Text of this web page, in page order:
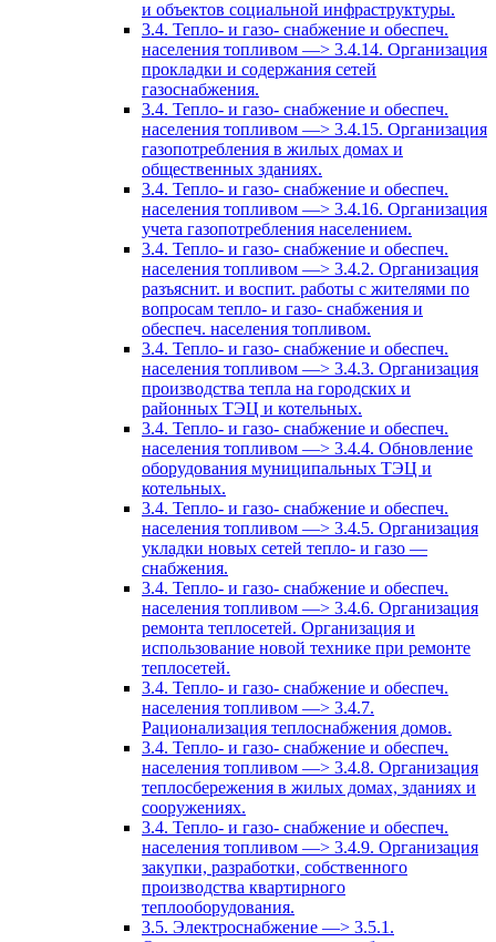
и объектов социальной инфраструктуры.
3.4. Тепло- и газо- снабжение и обеспеч.
населения топливом —> 3.4.14. Организация
прокладки и содержания сетей
газоснабжения.
3.4. Тепло- и газо- снабжение и обеспеч.
населения топливом —> 3.4.15. Организация
газопотребления в жилых домах и
общественных зданиях.
3.4. Тепло- и газо- снабжение и обеспеч.
населения топливом —> 3.4.16. Организация
учета газопотребления населением.
3.4. Тепло- и газо- снабжение и обеспеч.
населения топливом —> 3.4.2. Организация
разъяснит. и воспит. работы с жителями по
вопросам тепло- и газо- снабжения и
обеспеч. населения топливом.
3.4. Тепло- и газо- снабжение и обеспеч.
населения топливом —> 3.4.3. Организация
производства тепла на городских и
районных ТЭЦ и котельных.
3.4. Тепло- и газо- снабжение и обеспеч.
населения топливом —> 3.4.4. Обновление
оборудования муниципальных ТЭЦ и
котельных.
3.4. Тепло- и газо- снабжение и обеспеч.
населения топливом —> 3.4.5. Организация
укладки новых сетей тепло- и газо —
снабжения.
3.4. Тепло- и газо- снабжение и обеспеч.
населения топливом —> 3.4.6. Организация
ремонта теплосетей. Организация и
использование новой технике при ремонте
теплосетей.
3.4. Тепло- и газо- снабжение и обеспеч.
населения топливом —> 3.4.7.
Рационализация теплоснабжения домов.
3.4. Тепло- и газо- снабжение и обеспеч.
населения топливом —> 3.4.8. Организация
теплосбережения в жилых домах, зданиях и
сооружениях.
3.4. Тепло- и газо- снабжение и обеспеч.
населения топливом —> 3.4.9. Организация
закупки, разработки, собственного
производства квартирного
теплооборудования.
3.5. Электроснабжение —> 3.5.1.